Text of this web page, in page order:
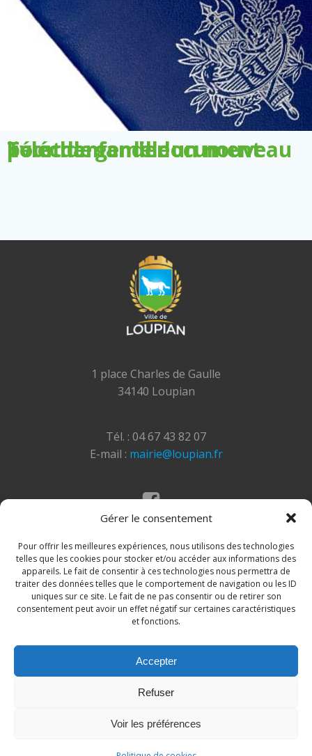
Gérer le consentement
Pour offrir les meilleures expériences, nous utilisons des technologies
telles que les cookies pour stocker et/ou accéder aux informations des
appareils. Le fait de consentir à ces technologies nous permettra de
traiter des données telles que le comportement de navigation ou les ID
uniques sur ce site. Le fait de ne pas consentir ou de retirer son
consentement peut avoir un effet négatif sur certaines caractéristiques
et fonctions.
Accepter
Refuser
Voir les préférences
Télécharger le document pour demander un nouveau livret de famille
1 place Charles de Gaulle
34140 Loupian
Tél. : 04 67 43 82 07
E-mail : mairie@loupian.fr
© 2026 Site de la commune de Loupian. Un service
proposé parComm'un Site